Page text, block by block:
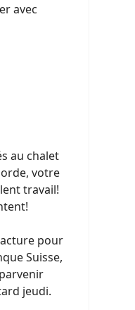
avec
au chalet
votre
travail!
pour
Suisse,
jeudi.